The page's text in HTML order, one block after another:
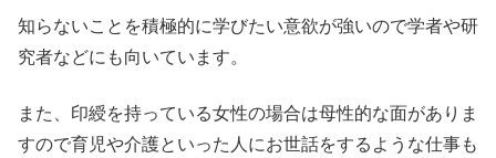
知らないことを積極的に学びたい意欲が強いので学者や研
究者などにも向いています。
また、印綬を持っている女性の場合は母性的な面がありま
すので育児や介護といった人にお世話をするような仕事も